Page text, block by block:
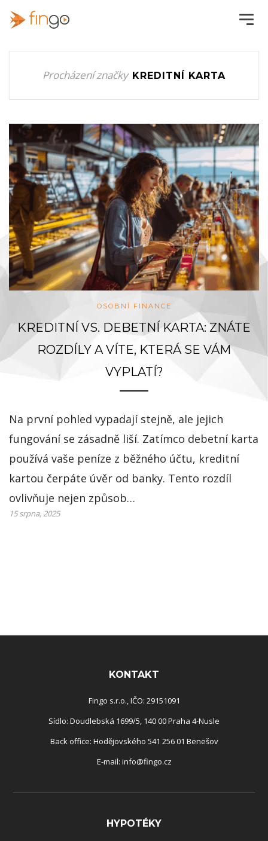
Procházení značky KREDITNÍ KARTA
OSOBNÍ FINANCE
KREDITNÍ VS. DEBETNÍ KARTA: ZNÁTE
ROZDÍLY A VÍTE, KTERÁ SE VÁM
VYPLATÍ?
Na první pohled vypadají stejně, ale jejich
fungování se zásadně liší. Zatímco debetní karta
používá vaše peníze z běžného účtu, kreditní
kartou čerpáte úvěr od banky. Tento rozdíl
ovlivňuje nejen způsob…
15 srpna, 2025
KONTAKT
Fingo s.r.o., IČO: 29151091
Sídlo: Doudlebská 1699/5, 140 00 Praha 4-Nusle
Back office: Hodějovského 541 256 01 Benešov
E-mail: info@fingo.cz
HYPOTÉKY